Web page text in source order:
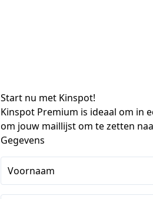
Start nu met Kinspot!
Kinspot Premium is ideaal om in
om jouw maillijst om te zetten
Gegevens
Voornaam